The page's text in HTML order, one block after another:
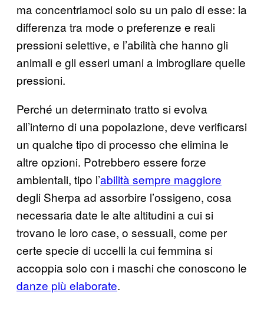
ma concentriamoci solo su un paio di esse: la
differenza tra mode o preferenze e reali
pressioni selettive, e l’abilità che hanno gli
animali e gli esseri umani a imbrogliare quelle
pressioni.
Perché un determinato tratto si evolva
all’interno di una popolazione, deve verificarsi
un qualche tipo di processo che elimina le
altre opzioni. Potrebbero essere forze
ambientali, tipo l’abilità sempre maggiore
degli Sherpa ad assorbire l’ossigeno, cosa
necessaria date le alte altitudini a cui si
trovano le loro case, o sessuali, come per
certe specie di uccelli la cui femmina si
accoppia solo con i maschi che conoscono le
danze più elaborate.